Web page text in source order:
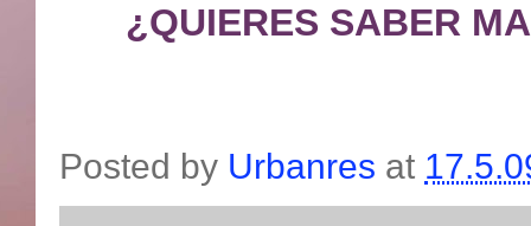
¿QUIERES SABER
Posted by Urbanres at